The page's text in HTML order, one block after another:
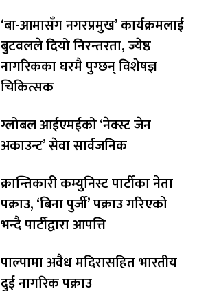
‘बा-आमासँग नगरप्रमुख’ कार्यक्रमलाई
बुटवलले दियो निरन्तरता, ज्येष्ठ
नागरिकका घरमै पुग्छन् विशेषज्ञ
चिकित्सक
ग्लोबल आईएमईको ‘नेक्स्ट जेन
अकाउन्ट’ सेवा सार्वजनिक
क्रान्तिकारी कम्युनिस्ट पार्टीका नेता
पक्राउ, ‘बिना पुर्जी’ पक्राउ गरिएको
भन्दै पार्टीद्वारा आपत्ति
पाल्पामा अवैध मदिरासहित भारतीय
दुई नागरिक पक्राउ